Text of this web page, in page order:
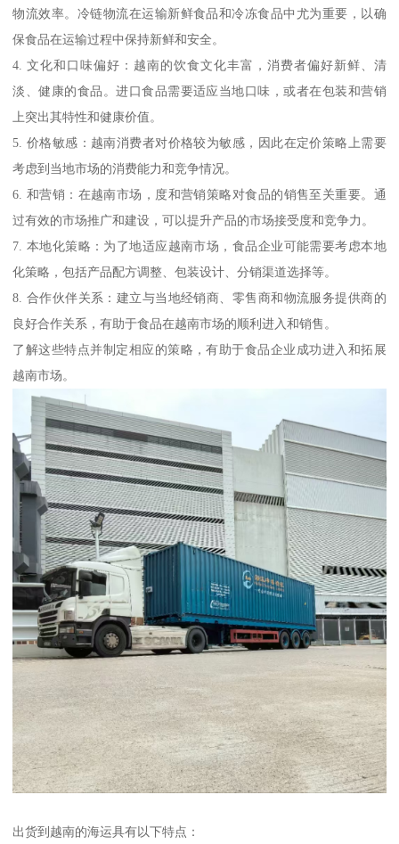
物流效率。冷链物流在运输新鲜食品和冷冻食品中尤为重要，以确
保食品在运输过程中保持新鲜和安全。
4. 文化和口味偏好：越南的饮食文化丰富，消费者偏好新鲜、清
淡、健康的食品。进口食品需要适应当地口味，或者在包装和营销
上突出其特性和健康价值。
5. 价格敏感：越南消费者对价格较为敏感，因此在定价策略上需要
考虑到当地市场的消费能力和竞争情况。
6. 和营销：在越南市场，度和营销策略对食品的销售至关重要。通
过有效的市场推广和建设，可以提升产品的市场接受度和竞争力。
7. 本地化策略：为了地适应越南市场，食品企业可能需要考虑本地
化策略，包括产品配方调整、包装设计、分销渠道选择等。
8. 合作伙伴关系：建立与当地经销商、零售商和物流服务提供商的
良好合作关系，有助于食品在越南市场的顺利进入和销售。
了解这些特点并制定相应的策略，有助于食品企业成功进入和拓展
越南市场。
出货到越南的海运具有以下特点：